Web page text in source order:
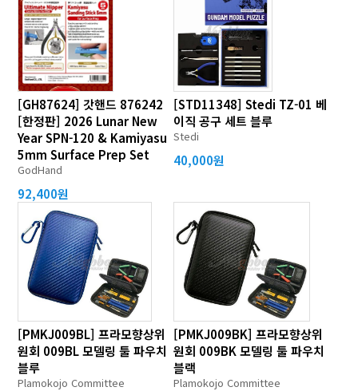
[GH87624] 갓핸드 876242
[한정판] 2026 Lunar New
Year SPN-120 & Kamiyasu
5mm Surface Prep Set
GodHand
92,400원
[STD11348] Stedi TZ-01 베
이직 공구 세트 블루
Stedi
40,000원
[PMKJ009BL] 프라모향상위
원회 009BL 모델링 툴 파우치
블루
Plamokojo Committee
[PMKJ009BK] 프라모향상위
원회 009BK 모델링 툴 파우치
블랙
Plamokojo Committee